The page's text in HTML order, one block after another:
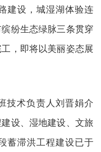
建设，城湿湖体验连
纷生态绿脉三条贯穿
，即将以美丽姿态展
术负责人刘晋娟介
设、湿地建设、文旅
蓄滞洪工程建设已于